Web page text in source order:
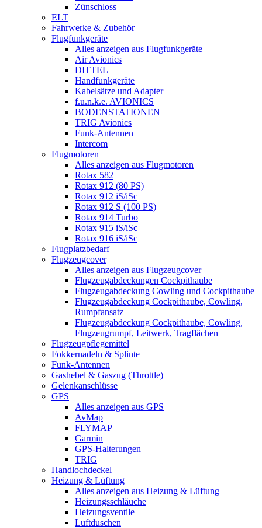
Zünschloss
ELT
Fahrwerke & Zubehör
Flugfunkgeräte
Alles anzeigen aus Flugfunkgeräte
Air Avionics
DITTEL
Handfunkgeräte
Kabelsätze und Adapter
f.u.n.k.e. AVIONICS
BODENSTATIONEN
TRIG Avionics
Funk-Antennen
Intercom
Flugmotoren
Alles anzeigen aus Flugmotoren
Rotax 582
Rotax 912 (80 PS)
Rotax 912 iS/iSc
Rotax 912 S (100 PS)
Rotax 914 Turbo
Rotax 915 iS/iSc
Rotax 916 iS/iSc
Flugplatzbedarf
Flugzeugcover
Alles anzeigen aus Flugzeugcover
Flugzeugabdeckungen Cockpithaube
Flugzeugabdeckung Cowling und Cockpithaube
Flugzeugabdeckung Cockpithaube, Cowling,
Rumpfansatz
Flugzeugabdeckung Cockpithaube, Cowling,
Flugzeugrumpf, Leitwerk, Tragflächen
Flugzeugpflegemittel
Fokkernadeln & Splinte
Funk-Antennen
Gashebel & Gaszug (Throttle)
Gelenkanschlüsse
GPS
Alles anzeigen aus GPS
AvMap
FLYMAP
Garmin
GPS-Halterungen
TRIG
Handlochdeckel
Heizung & Lüftung
Alles anzeigen aus Heizung & Lüftung
Heizungsschläuche
Heizungsventile
Luftduschen